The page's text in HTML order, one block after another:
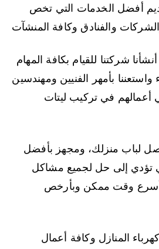
أفضل الخدمات التي تخص
والفنادق وكافة المنشآت
شركتنا للقيام بكافة المهام
واستعننا بأمهر الفنيين ومهندسين
أعمالهم في تركيب ليتات
لباب منزلك، ومجهز بأفضل
تؤدي إلى حل لجميع مشاكل
أسرع وقت ممكن وبأرخص
المنازل وكافة أعمال